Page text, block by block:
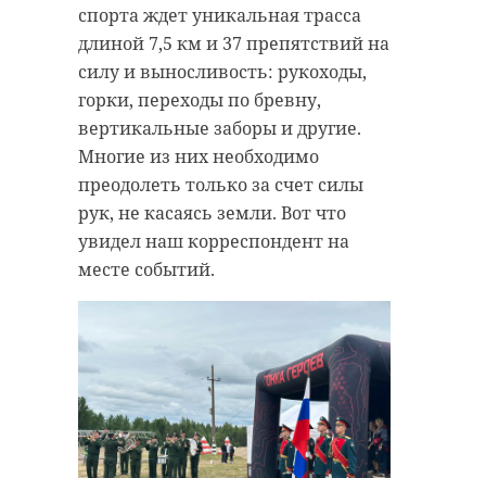
спорта ждет уникальная трасса
длиной 7,5 км и 37 препятствий на
силу и выносливость: рукоходы,
горки, переходы по бревну,
вертикальные заборы и другие.
Многие из них необходимо
преодолеть только за счет силы
рук, не касаясь земли. Вот что
увидел наш корреспондент на
месте событий.